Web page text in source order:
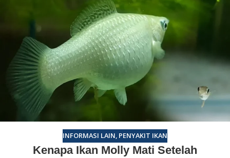
INFORMASI LAIN, PENYAKIT IKAN
Kenapa Ikan Molly Mati Setelah